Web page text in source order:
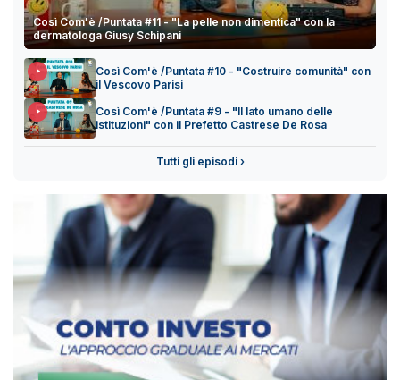
Così Com'è /Puntata #11 - "La pelle non dimentica" con la
dermatologa Giusy Schipani
Così Com'è /Puntata #10 - "Costruire comunità" con
il Vescovo Parisi
Così Com'è /Puntata #9 - "Il lato umano delle
istituzioni" con il Prefetto Castrese De Rosa
Tutti gli episodi ›